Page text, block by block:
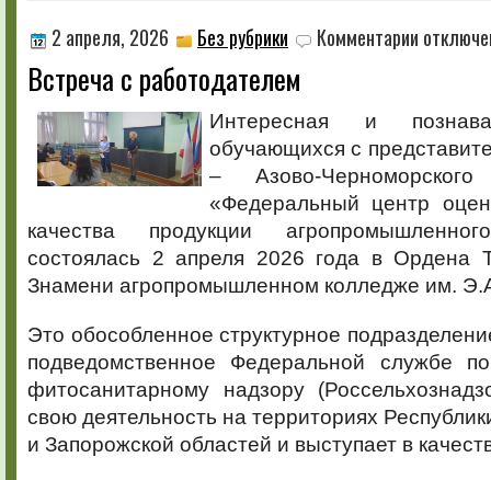
2 апреля, 2026 Без рубрики Комментарии записи
Встреча с работодателем
Интересная и
обучающихся с
– Азово-
«Федеральный центр
качества продукции
состоялась 2 апреля 2026 года в Ордена
Знамени агропромышленном колледже им.
Это обособленное структурное
подведомственное Федеральной службе
фитосанитарному надзору
свою деятельность на территориях
и Запорожской областей и выступает в